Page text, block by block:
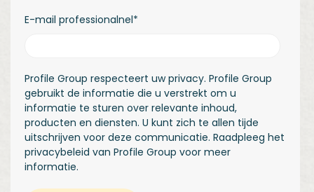
E-mail professionalnel*
Profile Group respecteert uw privacy. Profile Group
gebruikt de informatie die u verstrekt om u
informatie te sturen over relevante inhoud,
producten en diensten. U kunt zich te allen tijde
uitschrijven voor deze communicatie. Raadpleeg het
privacybeleid van Profile Group voor meer
informatie.